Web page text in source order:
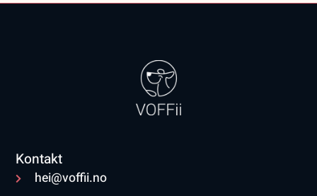
Kontakt
hei@voffii.no